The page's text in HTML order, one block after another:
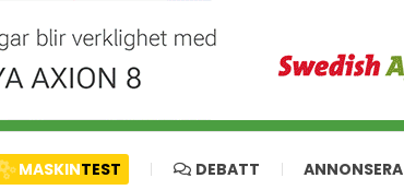
MASKINTEST DEBATT ANNONSERA